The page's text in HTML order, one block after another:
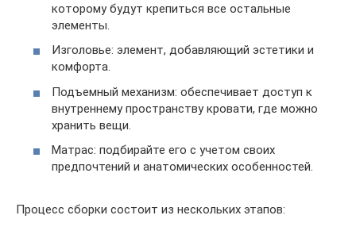
которому будут крепиться все остальные
элементы.
Изголовье: элемент, добавляющий эстетики и
комфорта.
Подъемный механизм: обеспечивает доступ к
внутреннему пространству кровати, где можно
хранить вещи.
Матрас: подбирайте его с учетом своих
предпочтений и анатомических особенностей.
Процесс сборки состоит из нескольких этапов: